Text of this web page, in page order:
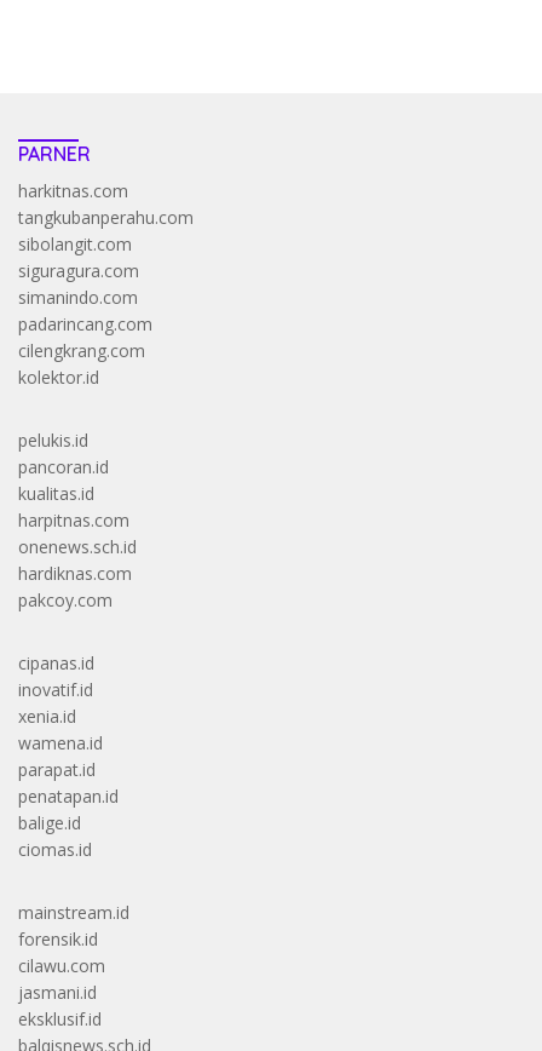
PARNER
harkitnas.com
tangkubanperahu.com
sibolangit.com
siguragura.com
simanindo.com
padarincang.com
cilengkrang.com
kolektor.id
pelukis.id
pancoran.id
kualitas.id
harpitnas.com
onenews.sch.id
hardiknas.com
pakcoy.com
cipanas.id
inovatif.id
xenia.id
wamena.id
parapat.id
penatapan.id
balige.id
ciomas.id
mainstream.id
forensik.id
cilawu.com
jasmani.id
eksklusif.id
balqisnews.sch.id